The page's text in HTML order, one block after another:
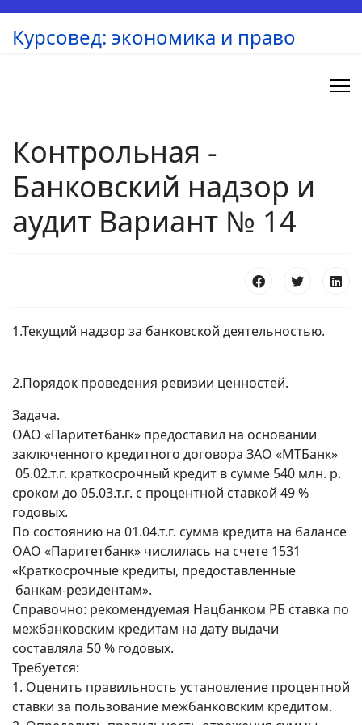
Курсовед: экономика и право
Контрольная -
Банковский надзор и
аудит Вариант № 14
1.Текущий надзор за банковской деятельностью.
2.Порядок проведения ревизии ценностей.
Задача.
ОАО «Паритетбанк» предоставил на основании
заключенного кредитного договора ЗАО «МТБанк»
05.02.т.г. краткосрочный кредит в сумме 540 млн. р.
сроком до 05.03.т.г. с процентной ставкой 49 %
годовых.
По состоянию на 01.04.т.г. сумма кредита на балансе
ОАО «Паритетбанк» числилась на счете 1531
«Краткосрочные кредиты, предоставленные
банкам-резидентам».
Справочно: рекомендуемая Нацбанком РБ ставка по
межбанковским кредитам на дату выдачи
составляла 50 % годовых.
Требуется:
1. Оценить правильность установление процентной
ставки за пользование межбанковским кредитом.